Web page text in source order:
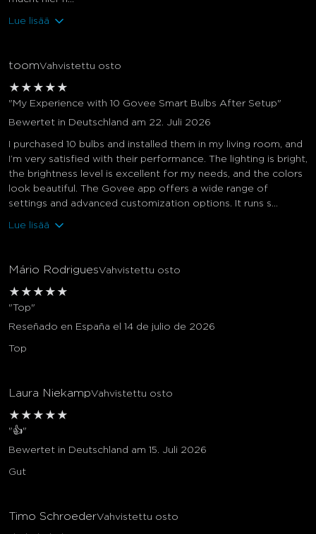
Lue lisää
toomVahvistettu osto
★ ★ ★ ★ ★
"My Experience with 10 Govee Smart Bulbs After Setup"
Bewertet in Deutschland am 22. Juli 2026
I purchased 10 bulbs and installed them in my living room, and
I’m very satisfied with their performance. The lighting is bright,
the brightness level is excellent for my needs, and the colors
look beautiful. The Govee app offers a wide range of
settings and advanced customization options. It runs s...
Lue lisää
Mário RodriguesVahvistettu osto
★ ★ ★ ★ ★
"Top"
Reseñado en España el 14 de julio de 2026
Top
Laura NiekampVahvistettu osto
★ ★ ★ ★ ★
"👍"
Bewertet in Deutschland am 15. Juli 2026
Gut
Timo SchroederVahvistettu osto